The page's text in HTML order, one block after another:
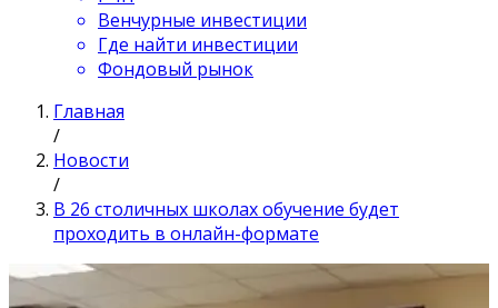
Венчурные инвестиции
Где найти инвестиции
Фондовый рынок
Главная
/
Новости
/
В 26 столичных школах обучение будет
проходить в онлайн-формате